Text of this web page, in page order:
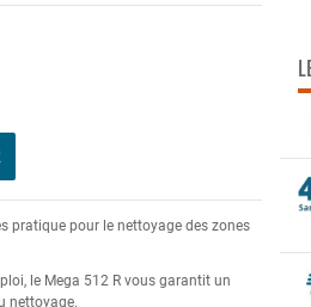
pratique pour le nettoyage des zones
le Mega 512 R vous garantit un
nettoyage.